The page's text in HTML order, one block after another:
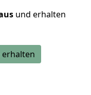
und erhalten
erhalten